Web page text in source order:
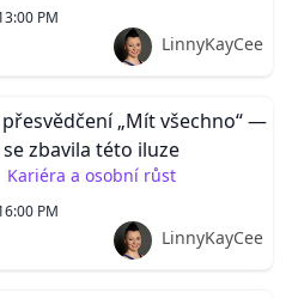
PM
LinnyKayCee
„Mít všechno“ —
zbavila této iluze
Kariéra a osobní růst
PM
LinnyKayCee